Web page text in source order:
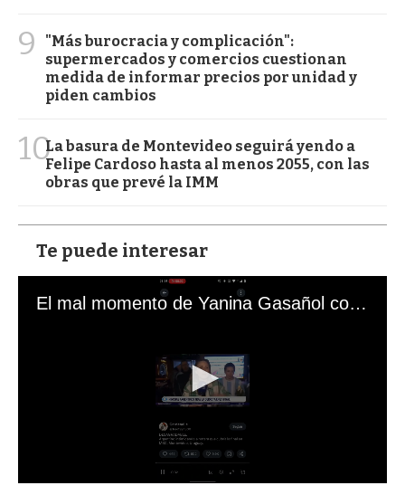
9
"Más burocracia y complicación":
supermercados y comercios cuestionan
medida de informar precios por unidad y
piden cambios
10La basura de Montevideo seguirá yendo a
Felipe Cardoso hasta al menos 2055, con las
obras que prevé la IMM
Te puede interesar
El mal momento de Yanina Gasañol con un hincha argentino en "Subrayado"